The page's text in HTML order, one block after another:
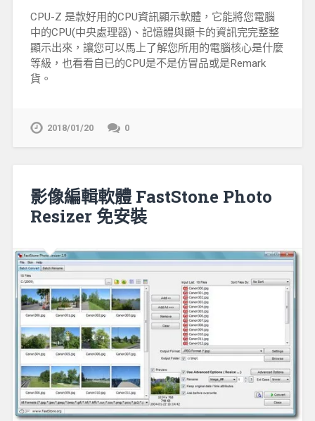
CPU-Z 是款好用的CPU資訊顯示軟體，它能將您電腦
中的CPU(中央處理器)、記憶體與顯卡的資訊完完整整
顯示出來，讓您可以馬上了解您所用的電腦核心是什麼
等級，也看看自已的CPU是不是仿冒品或是Remark
貨。
2018/01/20 0
影像編輯軟體 FastStone Photo
Resizer 免安裝